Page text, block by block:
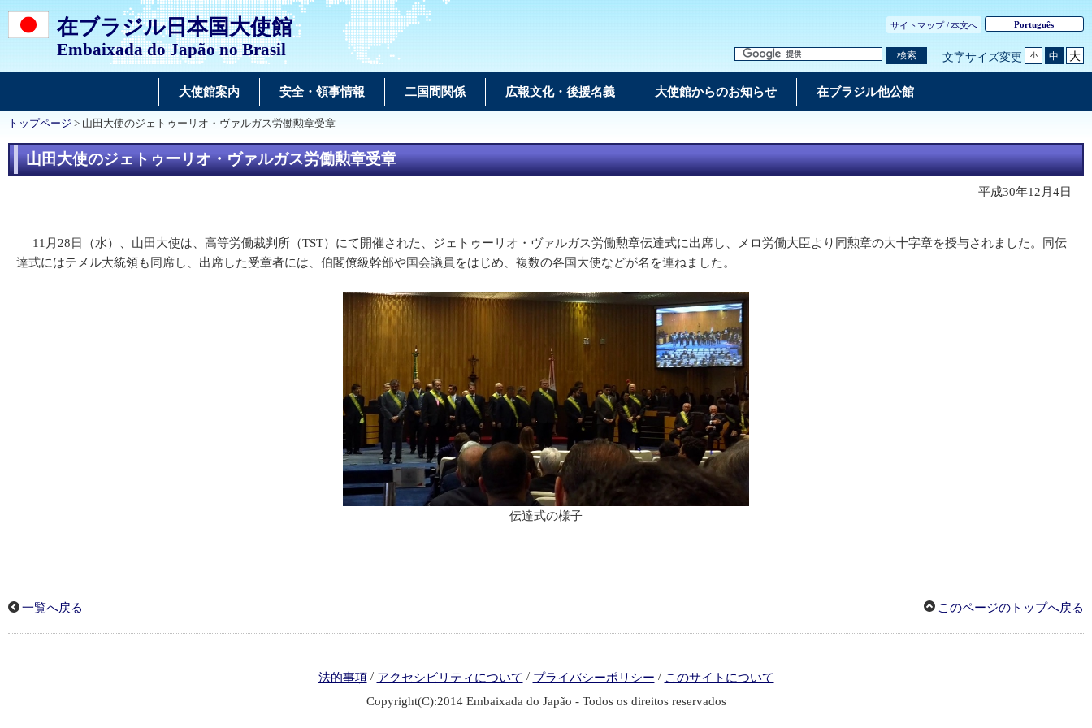
在ブラジル日本国大使館
Embaixada do Japão no Brasil
サイトマップ /本文へ Português
検索 文字サイズ変更 小 中 大
大使館案内 安全・領事情報 二国間関係 広報文化・後援名義 大使館からのお知らせ 在ブラジル他公館
トップページ > 山田大使のジェトゥーリオ・ヴァルガス労働勲章受章
山田大使のジェトゥーリオ・ヴァルガス労働勲章受章
平成30年12月4日
11月28日（水）、山田大使は、高等労働裁判所（TST）にて開催された、ジェトゥーリオ・ヴァルガス労働勲章伝達式に出席し、メロ労働大臣より同勲章の大十字章を授与されました。同伝
達式にはテメル大統領も同席し、出席した受章者には、伯閣僚級幹部や国会議員をはじめ、複数の各国大使などが名を連ねました。
伝達式の様子
一覧へ戻る このページのトップへ戻る
法的事項 / アクセシビリティについて / プライバシーポリシー / このサイトについて
Copyright(C):2014 Embaixada do Japão - Todos os direitos reservados